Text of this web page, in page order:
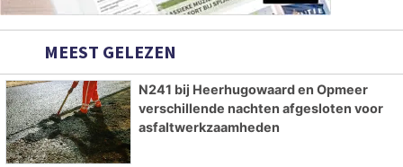
MEEST GELEZEN
N241 bij Heerhugowaard en Opmeer
verschillende nachten afgesloten voor
asfaltwerkzaamheden